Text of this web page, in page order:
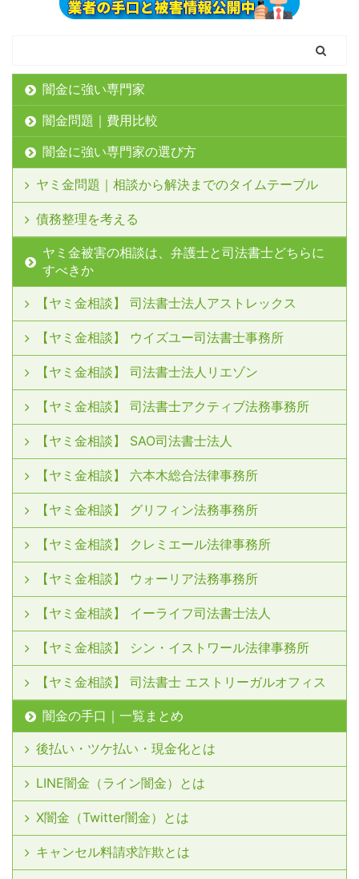
闇金に強い専門家
闇金問題｜費用比較
闇金に強い専門家の選び方
ヤミ金問題｜相談から解決までのタイムテーブル
債務整理を考える
ヤミ金被害の相談は、弁護士と司法書士どちらに
すべきか
【ヤミ金相談】 司法書士法人アストレックス
【ヤミ金相談】 ウイズユー司法書士事務所
【ヤミ金相談】 司法書士法人リエゾン
【ヤミ金相談】 司法書士アクティブ法務事務所
【ヤミ金相談】 SAO司法書士法人
【ヤミ金相談】 六本木総合法律事務所
【ヤミ金相談】 グリフィン法務事務所
【ヤミ金相談】 クレミエール法律事務所
【ヤミ金相談】 ウォーリア法務事務所
【ヤミ金相談】 イーライフ司法書士法人
【ヤミ金相談】 シン・イストワール法律事務所
【ヤミ金相談】 司法書士 エストリーガルオフィス
闇金の手口｜一覧まとめ
後払い・ツケ払い・現金化とは
LINE闇金（ライン闇金）とは
X闇金（Twitter闇金）とは
キャンセル料請求詐欺とは